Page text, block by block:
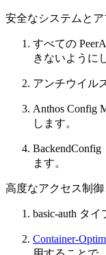
安全なシステムと
すべての
きないように
アンチウイル
Anthos Config
します。
ます。
高度なアクセス制
basic-auth タ
Container-